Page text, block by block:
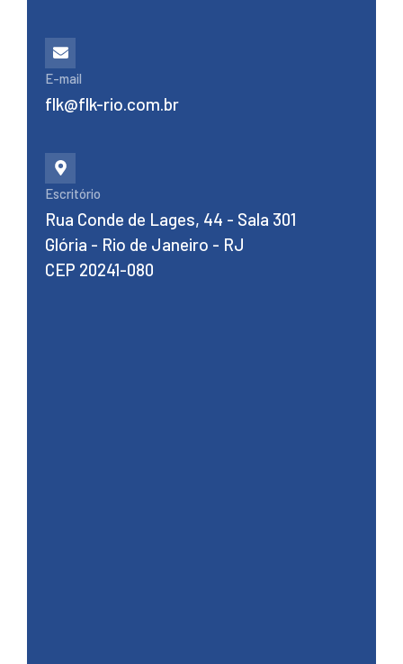
E-mail
flk@flk-rio.com.br
Escritório
Rua Conde de Lages, 44 - Sala 301
Glória - Rio de Janeiro - RJ
CEP 20241-080